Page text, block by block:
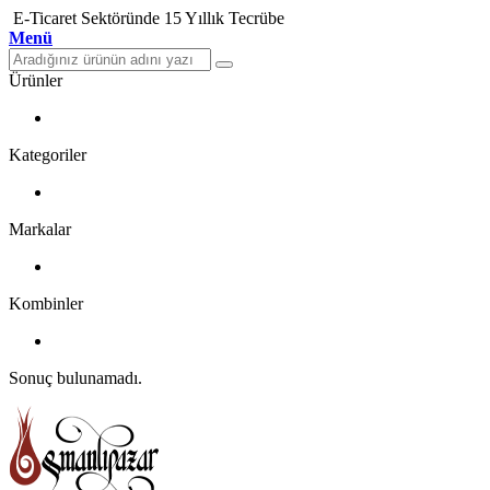
E-Ticaret Sektöründe 15 Yıllık Tecrübe
Menü
Ürünler
Kategoriler
Markalar
Kombinler
Sonuç bulunamadı.